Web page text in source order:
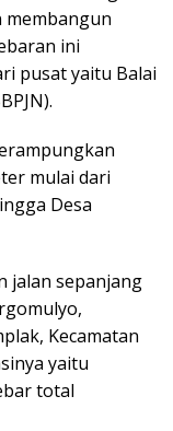
membangun
ini
pusat yaitu Balai
mulai dari
Desa
jalan sepanjang
Kecamatan
yaitu
total